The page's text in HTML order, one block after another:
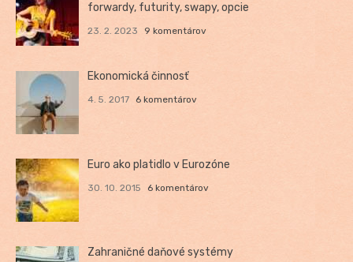
forwardy, futurity, swapy, opcie
23. 2. 2023 9 komentárov
Ekonomická činnosť
4. 5. 2017 6 komentárov
Euro ako platidlo v Eurozóne
30. 10. 2015 6 komentárov
Zahraničné daňové systémy